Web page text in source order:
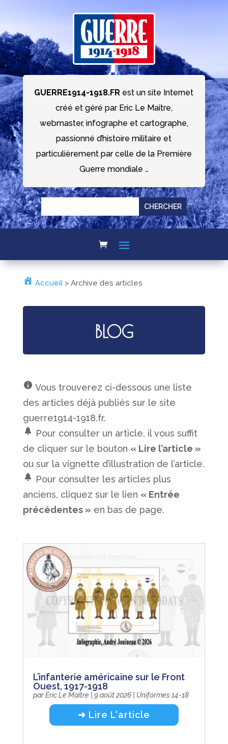
GUERRE1914-1918.FR est un site Internet
créé et géré par Eric Le Maître,
webmaster, infographe et cartographe,
passionné d’histoire militaire et
particulièrement par celle de la Première
Guerre mondiale …
Accueil> Archive des articles
BLOG
Vous trouverez ci-dessous une liste
des articles déjà publiés sur le site
guerre1914-1918.fr.
Pour consulter un article, il vous suffit
de cliquer sur le bouton « Lire l’article »
ou sur la vignette d’illustration de l’article.
Pour consulter les articles plus
anciens, cliquez sur le lien « Entrée
précédentes » en bas de page.
L’infanterie américaine sur le Front
Ouest, 1917-1918
parEric Le Maître 9 août 2026| Uniformes 14-18
➜ Lire L'article